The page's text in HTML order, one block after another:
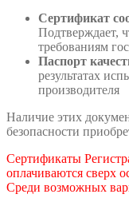
Сертификат
Подтверждает,
требованиям
Паспорт
результатах
производителя
Наличие этих
безопасности
Сертификаты
оплачиваются сверх
Среди возможных